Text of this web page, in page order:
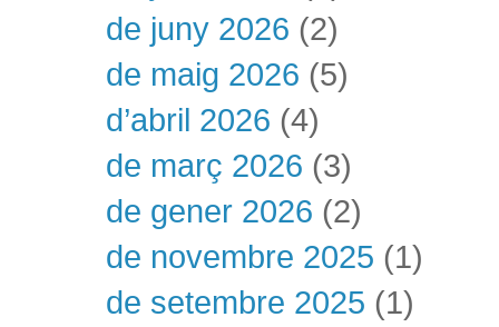
de juny 2026 (2)
de maig 2026 (5)
d’abril 2026 (4)
de març 2026 (3)
de gener 2026 (2)
de novembre 2025 (1)
de setembre 2025 (1)